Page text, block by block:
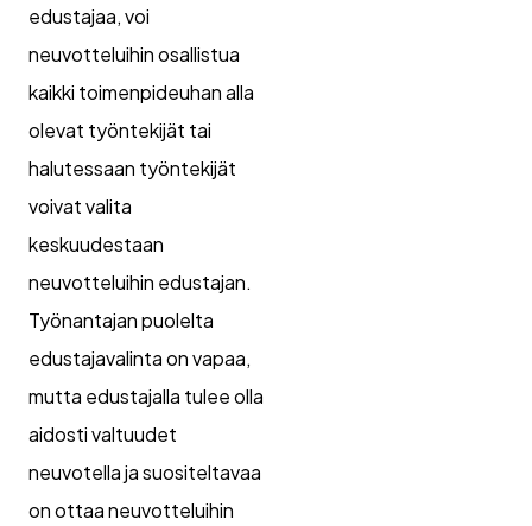
edustajaa, voi
neuvotteluihin osallistua
kaikki toimenpideuhan alla
olevat työntekijät tai
halutessaan työntekijät
voivat valita
keskuudestaan
neuvotteluihin edustajan.
Työnantajan puolelta
edustajavalinta on vapaa,
mutta edustajalla tulee olla
aidosti valtuudet
neuvotella ja suositeltavaa
on ottaa neuvotteluihin